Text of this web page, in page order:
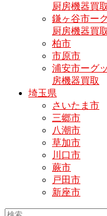
厨房機器買取
鎌ヶ谷市ー
厨房機器買取
柏市
市原市
浦安市ーグ
房機器買取
埼玉県
さいたま市
三郷市
八潮市
草加市
川口市
蕨市
戸田市
新座市